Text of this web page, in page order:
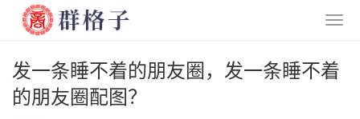
发一条睡不着的朋友圈，发一条睡不着
的朋友圈配图？